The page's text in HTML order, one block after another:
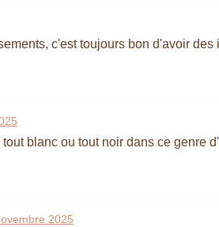
c'est toujours bon d'avoir
blanc ou tout noir dans ce genre
2025